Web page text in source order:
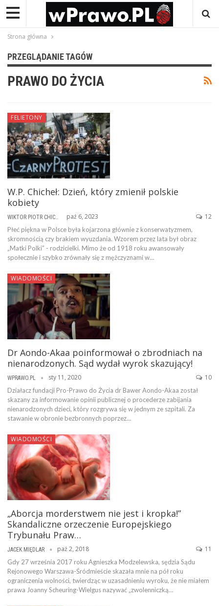
Strona główna
PRZEGLĄDANIE TAGÓW
PRAWO DO ŻYCIA
FELIETONY
W.P. Chicheł: Dzień, który zmienił polskie
kobiety
paź 6, 2023 12
Płeć piękna w Polsce była kojarzona głównie z konserwatyzmem,
skromnością czy brakiem wyuzdania. Wzorem przez lata był obraz
„Matki Polki” - rodzicielki. Mimo że od 1918 roku awansowały
społecznie i szybko zrównały się z mężczyznami w…
WIADOMOŚCI
Dr Aondo-Akaa poinformował o zbrodniach na
nienarodzonych. Sąd wydał wyrok skazujący!
WPRAWO.PL sty 11, 2020 10
Działacz fundacji Pro-Prawo do Życia dr Bawer Aondo-Akaa został
skazany za informowanie opinii publicznej o procederze zabijania
nienarodzonych dzieci, który rozgrywa się w jednym ze szpitali. Za
stawanie w obronie bezbronnych poprzez…
WIADOMOŚCI
„Aborcja morderstwem nie jest i kropka!”
Skandaliczne orzeczenie Europejskiego
Trybunału Praw…
JACEK MIĘDLAR paź 2, 2018 11
Gdy 27 września 2017 roku Agnieszka Modzelewska, sędzia Sądu
Rejonowego Warszawa-Śródmieście skazała mnie na pół roku
ograniczenia wolności, twierdząc w uzasadnieniu wyroku, że nie miałem
prawa Joanny Scheuring-Wielgus nazywać „zwolenniczką…